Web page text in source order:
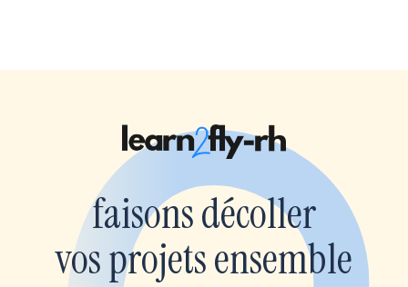
faisons décoller
vos projets ensemble